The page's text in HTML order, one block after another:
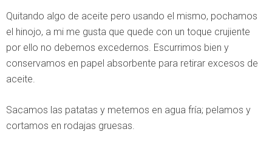
Quitando algo de aceite pero usando el mismo, pochamos
el hinojo, a mi me gusta que quede con un toque crujiente
por ello no debemos excedernos. Escurrimos bien y
conservamos en papel absorbente para retirar excesos de
aceite.
Sacamos las patatas y metemos en agua fría; pelamos y
cortamos en rodajas gruesas.